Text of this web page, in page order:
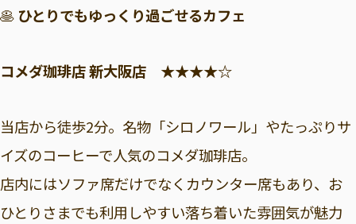
🥞 ひとりでもゆっくり過ごせるカフェ
コメダ珈琲店 新大阪店 ★★★★☆
当店から徒歩2分。名物「シロノワール」やたっぷりサ
イズのコーヒーで人気のコメダ珈琲店。
店内にはソファ席だけでなくカウンター席もあり、お
ひとりさまでも利用しやすい落ち着いた雰囲気が魅力